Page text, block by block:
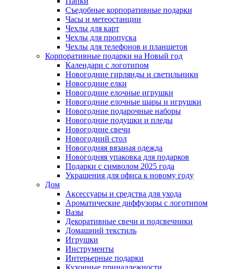
Съедобные корпоративные подарки
Часы и метеостанции
Чехлы для карт
Чехлы для пропуска
Чехлы для телефонов и планшетов
Корпоративные подарки на Новый год
Календари с логотипом
Новогодние гирлянды и светильники
Новогодние елки
Новогодние елочные игрушки
Новогодние елочные шары и игрушки
Новогодние подарочные наборы
Новогодние подушки и пледы
Новогодние свечи
Новогодний стол
Новогодняя вязаная одежда
Новогодняя упаковка для подарков
Подарки с символом 2025 года
Украшения для офиса к новому году
Дом
Аксессуары и средства для ухода
Ароматические диффузоры с логотипом
Вазы
Декоративные свечи и подсвечники
Домашний текстиль
Игрушки
Инструменты
Интерьерные подарки
Кухонные принадлежности